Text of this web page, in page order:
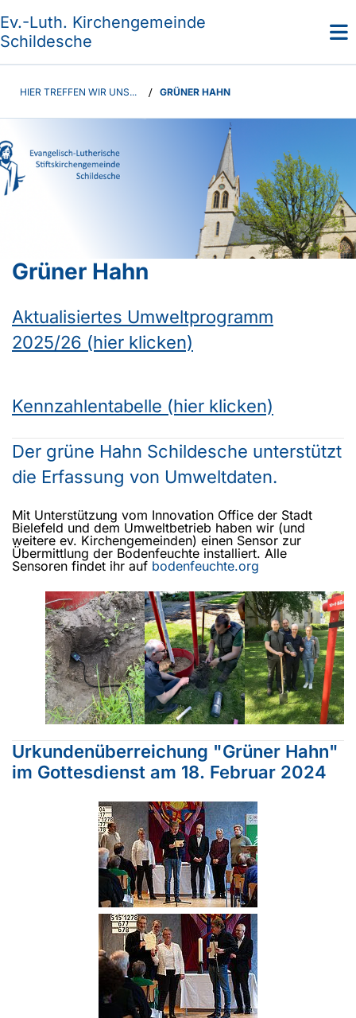
Ev.-Luth. Kirchengemeinde
Schildesche
HIER TREFFEN WIR UNS... / GRÜNER HAHN
Grüner Hahn
Aktualisiertes Umweltprogramm
2025/26 (hier klicken)
Kennzahlentabelle (hier klicken)
Der grüne Hahn Schildesche unterstützt
die Erfassung von Umweltdaten.
Mit Unterstützung vom Innovation Office der Stadt
Bielefeld und dem Umweltbetrieb haben wir (und
weitere ev. Kirchengemeinden) einen Sensor zur
Übermittlung der Bodenfeuchte installiert. Alle
Sensoren findet ihr auf bodenfeuchte.org
Urkundenüberreichung "Grüner Hahn"
im Gottesdienst am 18. Februar 2024